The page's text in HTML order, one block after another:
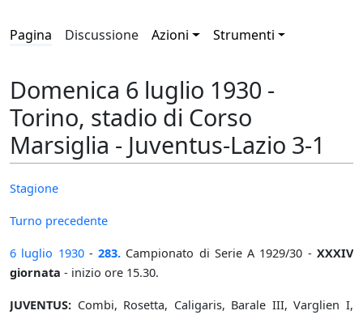
Pagina Discussione Azioni Strumenti
Domenica 6 luglio 1930 -
Torino, stadio di Corso
Marsiglia - Juventus-Lazio 3-1
Stagione
Turno precedente
6 luglio 1930-283. Campionato di Serie A 1929/30 -XXXIV
giornata - inizio ore 15.30.
JUVENTUS: Combi, Rosetta, Caligaris, Barale III, Varglien I,